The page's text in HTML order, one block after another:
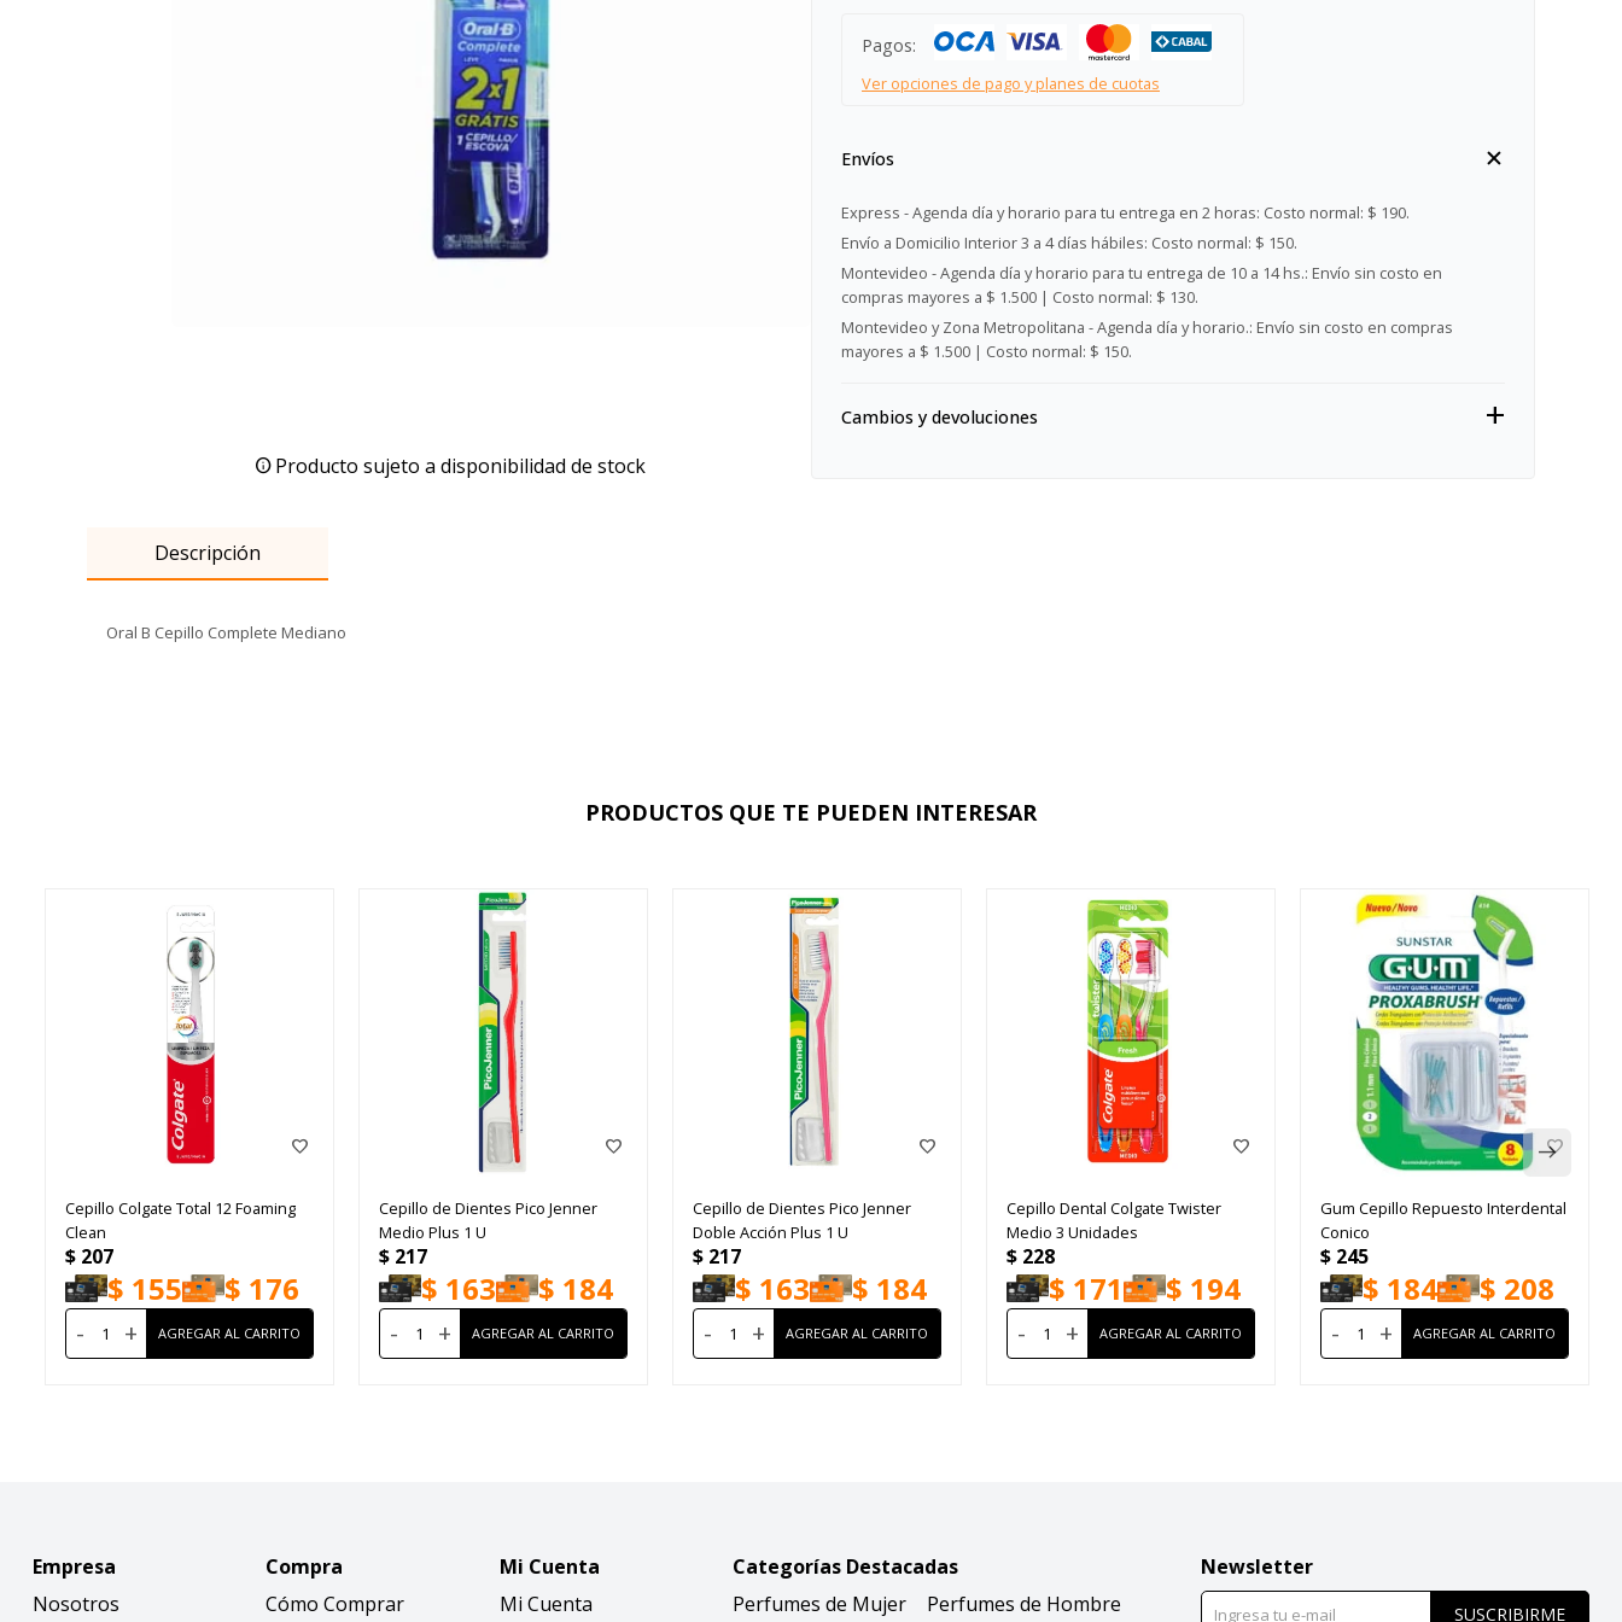
Producto sujeto a disponibilidad de stock
Pagos:
Ver opciones de pago y planes de cuotas
Envíos
Express - Agenda día y horario para tu entrega en 2 horas: Costo normal: $ 190.
Envío a Domicilio Interior 3 a 4 días hábiles: Costo normal: $ 150.
Montevideo - Agenda día y horario para tu entrega de 10 a 14 hs.: Envío sin costo en
compras mayores a $ 1.500 | Costo normal: $ 130.
Montevideo y Zona Metropolitana - Agenda día y horario.: Envío sin costo en compras
mayores a $ 1.500 | Costo normal: $ 150.
Cambios y devoluciones
Descripción
Oral B Cepillo Complete Mediano
PRODUCTOS QUE TE PUEDEN INTERESAR
Cepillo Colgate Total 12 Foaming
Clean
$ 207
$ 155 $ 176
- +
Cepillo de Dientes Pico Jenner
Medio Plus 1 U
$ 217
$ 163 $ 184
- +
Cepillo de Dientes Pico Jenner
Doble Acción Plus 1 U
$ 217
$ 163 $ 184
- +
Cepillo Dental Colgate Twister
Medio 3 Unidades
$ 228
$ 171 $ 194
- +
Gum Cepillo Repuesto Interdental
Conico
$ 245
$ 184 $ 208
- +
Empresa
Nosotros
Compra
Cómo Comprar
Mi Cuenta
Mi Cuenta
Categorías Destacadas
Perfumes de Mujer
Perfumes de Hombre
Newsletter
SUSCRIBIRME